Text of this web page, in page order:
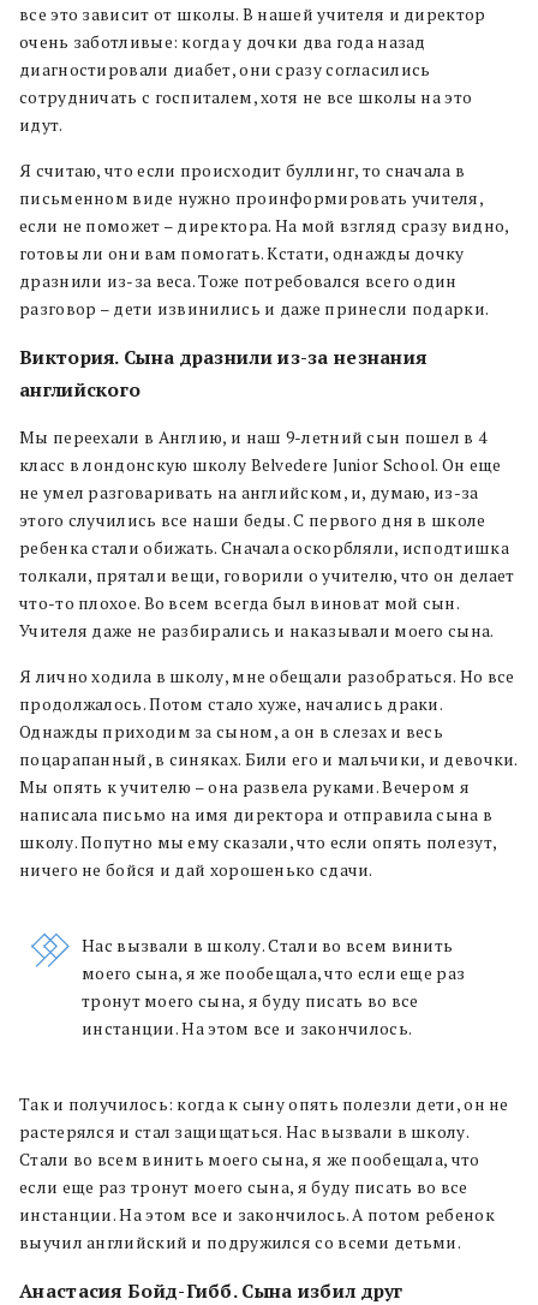
все это зависит от школы. В нашей учителя и директор
очень заботливые: когда у дочки два года назад
диагностировали диабет, они сразу согласились
сотрудничать с госпиталем, хотя не все школы на это
идут.
Я считаю, что если происходит буллинг, то сначала в
письменном виде нужно проинформировать учителя,
если не поможет – директора. На мой взгляд сразу видно,
готовы ли они вам помогать. Кстати, однажды дочку
дразнили из-за веса. Тоже потребовался всего один
разговор – дети извинились и даже принесли подарки.
Виктория. Сына дразнили из-за незнания
английского
Мы переехали в Англию, и наш 9-летний сын пошел в 4
класс в лондонскую школу Belvedere Junior School. Он еще
не умел разговаривать на английском, и, думаю, из-за
этого случились все наши беды. С первого дня в школе
ребенка стали обижать. Сначала оскорбляли, исподтишка
толкали, прятали вещи, говорили о учителю, что он делает
что-то плохое. Во всем всегда был виноват мой сын.
Учителя даже не разбирались и наказывали моего сына.
Я лично ходила в школу, мне обещали разобраться. Но все
продолжалось. Потом стало хуже, начались драки.
Однажды приходим за сыном, а он в слезах и весь
поцарапанный, в синяках. Били его и мальчики, и девочки.
Мы опять к учителю – она развела руками. Вечером я
написала письмо на имя директора и отправила сына в
школу. Попутно мы ему сказали, что если опять полезут,
ничего не бойся и дай хорошенько сдачи.
Нас вызвали в школу. Стали во всем винить
моего сына, я же пообещала, что если еще раз
тронут моего сына, я буду писать во все
инстанции. На этом все и закончилось.
Так и получилось: когда к сыну опять полезли дети, он не
растерялся и стал защищаться. Нас вызвали в школу.
Стали во всем винить моего сына, я же пообещала, что
если еще раз тронут моего сына, я буду писать во все
инстанции. На этом все и закончилось. А потом ребенок
выучил английский и подружился со всеми детьми.
Анастасия Бойд-Гибб. Сына избил друг